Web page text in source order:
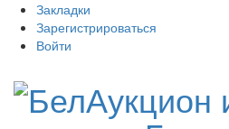
Закладки
Зарегистрироваться
Войти